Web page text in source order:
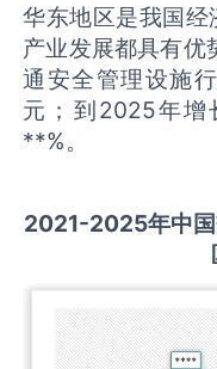
华东地区是我国
产业发展都具有优
通安全管理设施
元；到2025年
**%。
2021-2025年中国